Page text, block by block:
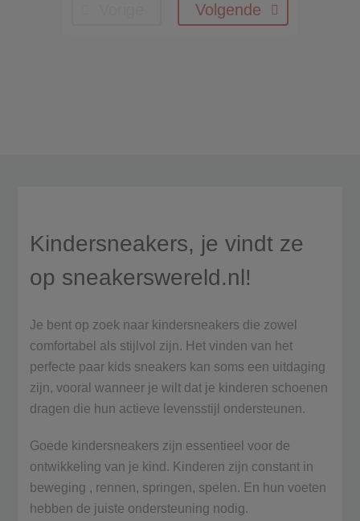
Volgende
Kindersneakers, je vindt ze
op sneakerswereld.nl!
Je bent op zoek naar kindersneakers die zowel
comfortabel als stijlvol zijn. Het vinden van het
perfecte paar kids sneakers kan soms een uitdaging
zijn, vooral wanneer je wilt dat je kinderen schoenen
dragen die hun actieve levensstijl ondersteunen.
Goede kindersneakers zijn essentieel voor de
ontwikkeling van je kind. Kinderen zijn constant in
beweging , rennen, springen, spelen. En hun voeten
hebben de juiste ondersteuning nodig.